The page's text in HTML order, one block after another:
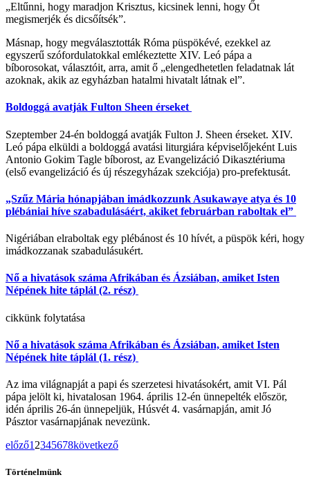
„Eltűnni, hogy maradjon Krisztus, kicsinek lenni, hogy Őt
megismerjék és dicsőítsék”.
Másnap, hogy megválasztották Róma püspökévé, ezekkel az
egyszerű szófordulatokkal emlékeztette XIV. Leó pápa a
bíborosokat, választóit, arra, amit ő „elengedhetetlen feladatnak lát
azoknak, akik az egyházban hatalmi hivatalt látnak el”.
Boldoggá avatják Fulton Sheen érseket
Szeptember 24-én boldoggá avatják Fulton J. Sheen érseket. XIV.
Leó pápa elküldi a boldoggá avatási liturgiára képviselőjeként Luis
Antonio Gokim Tagle bíborost, az Evangelizáció Dikasztériuma
(első evangelizáció és új részegyházak szekciója) pro-prefektusát.
„Szűz Mária hónapjában imádkozzunk Asukawaye atya és 10
plébániai híve szabadulásáért, akiket februárban raboltak el”
Nigériában elraboltak egy plébánost és 10 hívét, a püspök kéri, hogy
imádkozzanak szabadulásukért.
Nő a hivatások száma Afrikában és Ázsiában, amiket Isten
Népének hite táplál (2. rész)
cikkünk folytatása
Nő a hivatások száma Afrikában és Ázsiában, amiket Isten
Népének hite táplál (1. rész)
Az ima világnapját a papi és szerzetesi hivatásokért, amit VI. Pál
pápa jelölt ki, hivatalosan 1964. április 12-én ünnepelték először,
idén április 26-án ünnepeljük, Húsvét 4. vasárnapján, amit Jó
Pásztor vasárnapjának nevezünk.
előző1 2345678következő
Történelmünk